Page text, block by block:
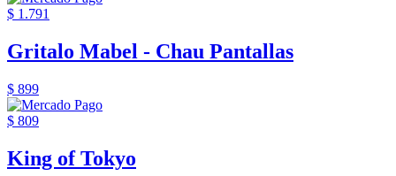
$ 1.791
Gritalo Mabel - Chau Pantallas
$ 899
$ 809
King of Tokyo